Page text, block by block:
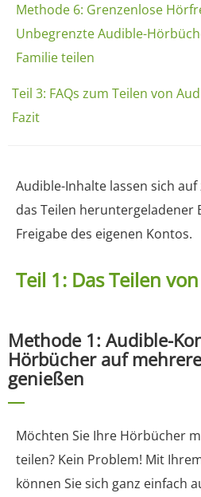
Methode 6: Grenzenlose
Unbegrenzte Audible-
Familie teilen
Teil 3: FAQs zum Teilen von
Fazit
Audible-Inhalte lassen sich
das Teilen heruntergeladener
Freigabe des eigenen Kontos.
Teil 1: Das Teilen
Methode 1: Audible-
Hörbücher auf
genießen
Möchten Sie Ihre Hörbücher
teilen? Kein Problem! Mit
können Sie sich ganz einfach